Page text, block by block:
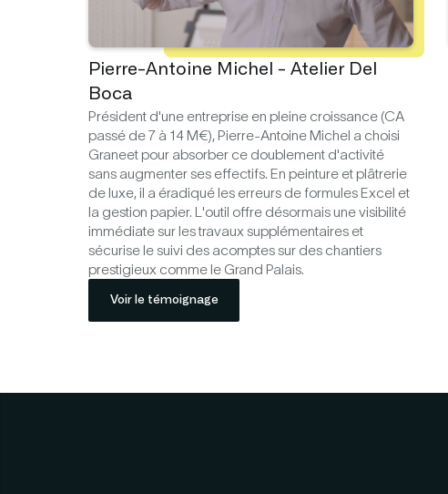
Pierre-Antoine Michel - Atelier Del
Boca
Président d'une entreprise en pleine croissance (CA
passé de 7 à 14 M€), Pierre-Antoine Michel a choisi
Graneet pour absorber ce doublement d'activité
sans augmenter ses effectifs. En peinture et plâtrerie
de luxe, il a éradiqué les erreurs de formules Excel et
la gestion papier. L'outil offre désormais une visibilité
immédiate sur les travaux supplémentaires et
sécurise le suivi des acomptes sur des chantiers
prestigieux comme le Grand Palais.
Voir le témoignage